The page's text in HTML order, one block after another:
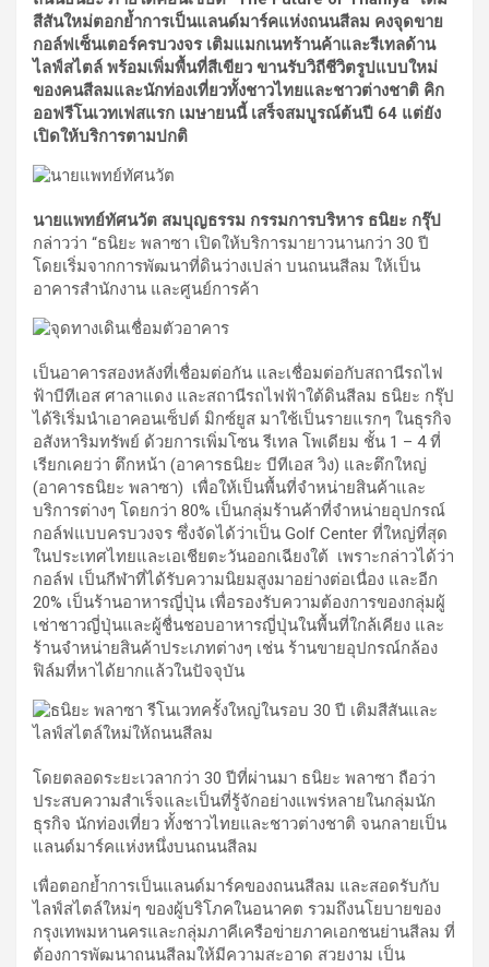
สีสันใหม่ตอกย้ำการเป็นแลนด์มาร์คแห่งถนนสีลม คงจุดขาย
กอล์ฟเซ็นเตอร์ครบวงจร เติมแมกเนทร้านค้าและรีเทลด้าน
ไลฟ์สไตล์ พร้อมเพิ่มพื้นที่สีเขียว ขานรับวิถีชีวิตรูปแบบใหม่
ของคนสีลมและนักท่องเที่ยวทั้งชาวไทยและชาวต่างชาติ คิก
ออฟรีโนเวทเฟสแรก เมษายนนี้ เสร็จสมบูรณ์ต้นปี 64 แต่ยัง
เปิดให้บริการตามปกติ
นายแพทย์ทัศนวัต สมบุญธรรม กรรมการบริหาร ธนิยะ กรุ๊ป
กล่าวว่า “ธนิยะ พลาซา เปิดให้บริการมายาวนานกว่า 30 ปี
โดยเริ่มจากการพัฒนาที่ดินว่างเปล่า บนถนนสีลม ให้เป็น
อาคารสำนักงาน และศูนย์การค้า
เป็นอาคารสองหลังที่เชื่อมต่อกัน และเชื่อมต่อกับสถานีรถไฟ
ฟ้าบีทีเอส ศาลาแดง และสถานีรถไฟฟ้าใต้ดินสีลม ธนิยะ กรุ๊ป
ได้ริเริ่มนำเอาคอนเซ็ปต์ มิกซ์ยูส มาใช้เป็นรายแรกๆ ในธุรกิจ
อสังหาริมทรัพย์ ด้วยการเพิ่มโซน รีเทล โพเดียม ชั้น 1 – 4 ที่
เรียกเคยว่า ตึกหน้า (อาคารธนิยะ บีทีเอส วิง) และตึกใหญ่
(อาคารธนิยะ พลาซา) เพื่อให้เป็นพื้นที่จำหน่ายสินค้าและ
บริการต่างๆ โดยกว่า 80% เป็นกลุ่มร้านค้าที่จำหน่ายอุปกรณ์
กอล์ฟแบบครบวงจร ซึ่งจัดได้ว่าเป็น Golf Center ที่ใหญ่ที่สุด
ในประเทศไทยและเอเชียตะวันออกเฉียงใต้ เพราะกล่าวได้ว่า
กอล์ฟ เป็นกีฬาที่ได้รับความนิยมสูงมาอย่างต่อเนื่อง และอีก
20% เป็นร้านอาหารญี่ปุ่น เพื่อรองรับความต้องการของกลุ่มผู้
เช่าชาวญี่ปุ่นและผู้ชื่นชอบอาหารญี่ปุ่นในพื้นที่ใกล้เคียง และ
ร้านจำหน่ายสินค้าประเภทต่างๆ เช่น ร้านขายอุปกรณ์กล้อง
ฟิล์มที่หาได้ยากแล้วในปัจจุบัน
โดยตลอดระยะเวลากว่า 30 ปีที่ผ่านมา ธนิยะ พลาซา ถือว่า
ประสบความสำเร็จและเป็นที่รู้จักอย่างแพร่หลายในกลุ่มนัก
ธุรกิจ นักท่องเที่ยว ทั้งชาวไทยและชาวต่างชาติ จนกลายเป็น
แลนด์มาร์คแห่งหนึ่งบนถนนสีลม
เพื่อตอกย้ำการเป็นแลนด์มาร์คของถนนสีลม และสอดรับกับ
ไลฟ์สไตล์ใหม่ๆ ของผู้บริโภคในอนาคต รวมถึงนโยบายของ
กรุงเทพมหานครและกลุ่มภาคีเครือข่ายภาคเอกชนย่านสีลม ที่
ต้องการพัฒนาถนนสีลมให้มีความสะอาด สวยงาม เป็น